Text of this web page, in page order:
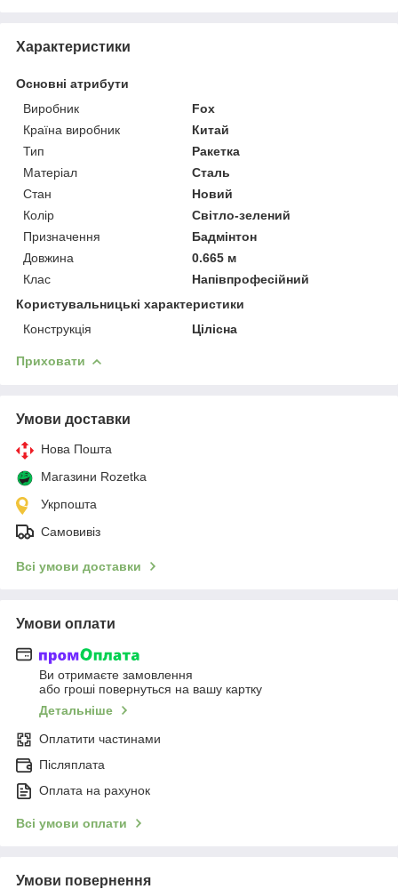
Характеристики
Основні атрибути
Виробник
Fox
Країна виробник
Китай
Тип
Ракетка
Матеріал
Сталь
Стан
Новий
Колір
Світло-зелений
Призначення
Бадмінтон
Довжина
0.665 м
Клас
Напівпрофесійний
Користувальницькі характеристики
Конструкція
Цілісна
Приховати
Умови доставки
Нова Пошта
Магазини Rozetka
Укрпошта
Самовивіз
Всі умови доставки
Умови оплати
Ви отримаєте замовлення
або гроші повернуться на вашу картку
Детальніше
Оплатити частинами
Післяплата
Оплата на рахунок
Всі умови оплати
Умови повернення